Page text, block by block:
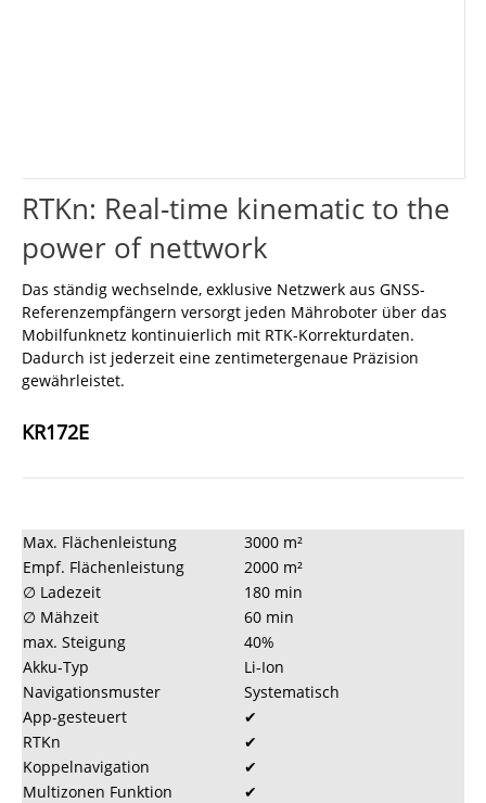
RTKn: Real-time kinematic to the
power of nettwork
Das ständig wechselnde, exklusive Netzwerk aus GNSS-
Referenzempfängern versorgt jeden Mähroboter über das
Mobilfunknetz kontinuierlich mit RTK-Korrekturdaten.
Dadurch ist jederzeit eine zentimetergenaue Präzision
gewährleistet.
KR172E
Max. Flächenleistung
3000 m²
Empf. Flächenleistung
2000 m²
∅ Ladezeit
180 min
∅ Mähzeit
60 min
max. Steigung
40%
Akku-Typ
Li-Ion
Navigationsmuster
Systematisch
App-gesteuert
✔
RTKn
✔
Koppelnavigation
✔
Multizonen Funktion
✔